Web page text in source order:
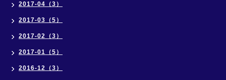
2017-04（3）
2017-03（5）
2017-02（3）
2017-01（5）
2016-12（3）